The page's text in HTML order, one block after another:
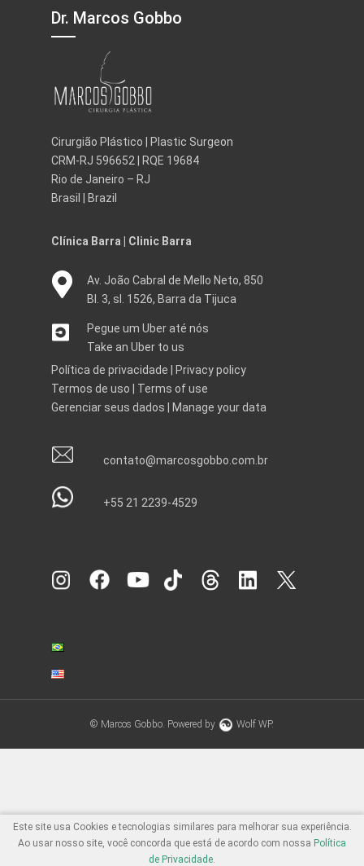
Dr. Marcos Gobbo
Cirurgião Plástico | Plastic Surgeon
CRM-RJ 596652 | RQE 19684
Rio de Janeiro – RJ
Brasil | Brazil
Clínica Barra | Clinic Barra
Av. João Cabral de Mello Neto, 850
Bl. 3, sl. 1526, Barra da Tijuca
Pegue um Uber até nós
Take an Uber to us
Política de privacidade
Privacy policy
Termos de uso
Terms of use
Gerenciar seus dados
Manage your data
contato@marcosgobbo.com.br
+55 21 2239-4529
© Marcos Gobbo. Powered by Wolf WP.
Este site usa Cookies e tecnologias similares para melhorar sua experiência.
Ao usar nosso site, você concorda que está de acordo com nossa Política
de Privacidade.